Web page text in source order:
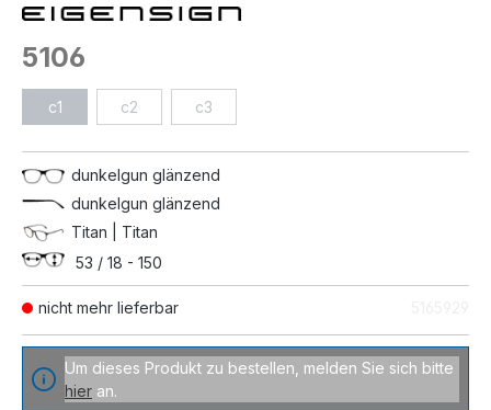
nicht mehr lieferbar
5106
c1 c2 c3
dunkelgun glänzend
dunkelgun glänzend
Titan | Titan
53 / 18 - 150
Um dieses Produkt zu bestellen, melden Sie sich bitte
hier an.